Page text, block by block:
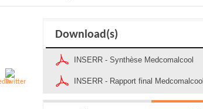
Download(s)
INSERR - Synthèse Medcomalcool
INSERR - Rapport final Medcomalcool